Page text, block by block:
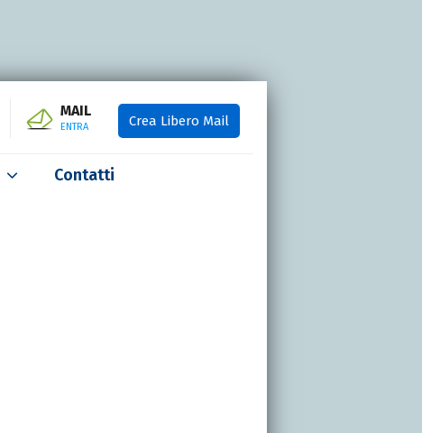
MAIL
ENTRA Crea Libero Mail
Contatti